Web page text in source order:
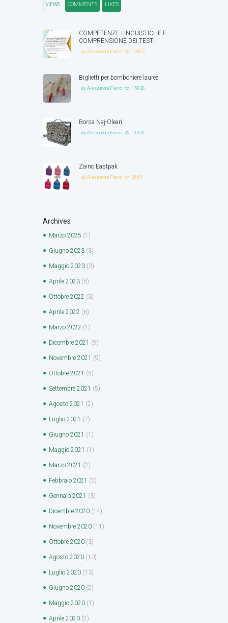
VIEWS COMMENTS LIKES
COMPETENZE LINGUISTICHE E
COMPRENSIONE DEI TESTI
byAlessandra Fierro 15962
Biglietti per bomboniere laurea
byAlessandra Fierro 15938
Borsa Naj-Oleari
byAlessandra Fierro 11020
Zaino Eastpak
byAlessandra Fierro 8644
Archives
Marzo 2025 (1)
Giugno 2023 (3)
Maggio 2023 (3)
Aprile 2023 (5)
Ottobre 2022 (3)
Aprile 2022 (6)
Marzo 2022 (1)
Dicembre 2021 (9)
Novembre 2021 (9)
Ottobre 2021 (5)
Settembre 2021 (5)
Agosto 2021 (2)
Luglio 2021 (7)
Giugno 2021 (1)
Maggio 2021 (1)
Marzo 2021 (2)
Febbraio 2021 (5)
Gennaio 2021 (3)
Dicembre 2020 (14)
Novembre 2020 (11)
Ottobre 2020 (3)
Agosto 2020 (10)
Luglio 2020 (13)
Giugno 2020 (2)
Maggio 2020 (1)
Aprile 2020 (2)